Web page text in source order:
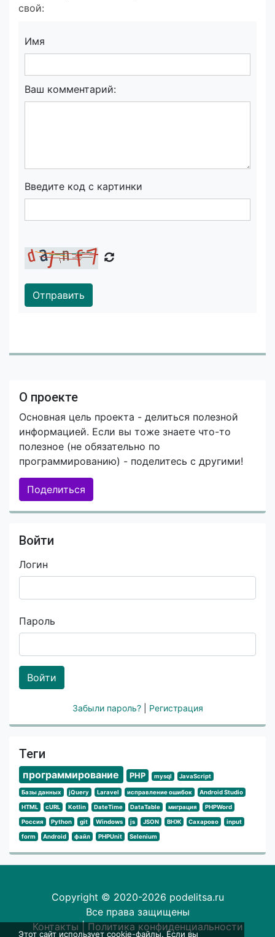
свой:
Имя
Ваш комментарий:
Введите код с картинки
Отправить
О проекте
Основная цель проекта - делиться полезной
информацией. Если вы тоже знаете что-то
полезное (не обязательно по
программированию) - поделитесь с другими!
Поделиться
Войти
Логин
Пароль
Войти
Забыли пароль? Регистрация
Теги
программирование PHP mysql JavaScript
Базы данных jQuery Laravel исправление ошибок Android Studio
HTML cURL Kotlin DateTime DataTable миграция PHPWord
Россия Python git Windows js JSON ВНЖ Сахарово input
form Android файл PHPUnit Selenium
Copyright © 2020-2026 podelitsa.ru
Все права защищены
Контакты
Политика конфиденциальности
Этот сайт использует cookie-файлы. Если вы